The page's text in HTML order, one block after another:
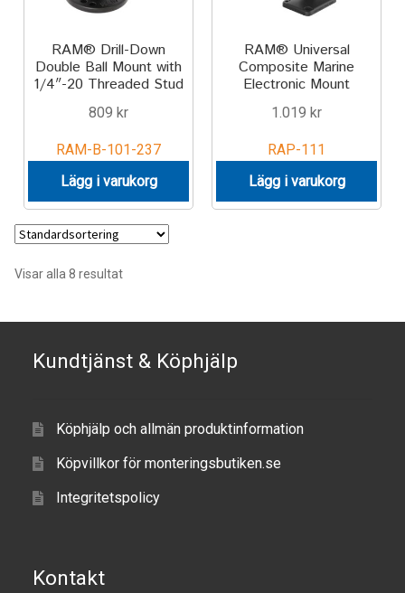
Car
Dirt Bike
Forklift
Lift Truck
Motorcycle
Power Boat
Scooter
RAM® Drill-Down
Double Ball Mount with
1/4″-20 Threaded Stud
809 kr
RAM-B-101-237
Lägg i varukorg
RAM® Universal
Composite Marine
Electronic Mount
1.019 kr
RAP-111
Lägg i varukorg
Visar alla 8 resultat
Kundtjänst & Köphjälp
Köphjälp och allmän produktinformation
Köpvillkor för monteringsbutiken.se
Integritetspolicy
Kontakt